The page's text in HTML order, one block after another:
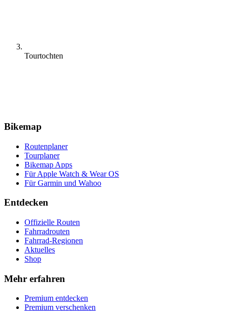
Tourtochten
Bikemap
Routenplaner
Tourplaner
Bikemap Apps
Für Apple Watch & Wear OS
Für Garmin und Wahoo
Entdecken
Offizielle Routen
Fahrradrouten
Fahrrad-Regionen
Aktuelles
Shop
Mehr erfahren
Premium entdecken
Premium verschenken